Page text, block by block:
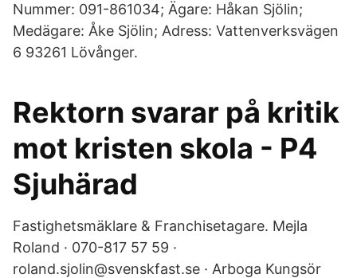
Nummer: 091-861034; Ägare: Håkan Sjölin;
Medägare: Åke Sjölin; Adress: Vattenverksvägen
6 93261 Lövånger.
Rektorn svarar på kritik
mot kristen skola - P4
Sjuhärad
Fastighetsmäklare & Franchisetagare. Mejla
Roland · 070-817 57 59 ·
roland.sjolin@svenskfast.se · Arboga Kungsör